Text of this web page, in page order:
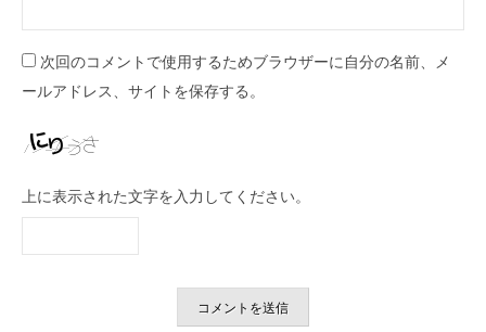
次回のコメントで使用するためブラウザーに自分の名前、メ
ールアドレス、サイトを保存する。
上に表示された文字を入力してください。